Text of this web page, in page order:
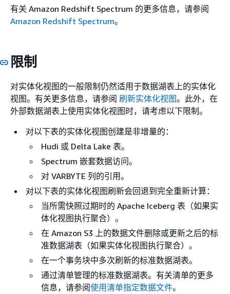
有关 Amazon Redshift Spectrum 的更多信息，请参阅
Amazon Redshift Spectrum。
限制
对实体化视图的一般限制仍然适用于数据湖表上的实体化
视图。有关更多信息，请参阅 刷新实体化视图。此外，在
外部数据湖表上使用实体化视图时，请考虑以下限制。
对以下表的实体化视图创建是非增量的：
Hudi 或 Delta Lake 表。
Spectrum 嵌套数据访问。
对 VARBYTE 列的引用。
对以下表的实体化视图刷新会回退到完全重新计算：
当所需快照过期时的 Apache Iceberg 表（如果实
体化视图执行聚合）。
在 Amazon S3 上的数据文件删除或更新之后的标
准数据湖表（如果实体化视图执行聚合）。
在一个事务块中多次刷新的标准数据湖表。
通过清单管理的标准数据湖表。有关清单的更多
信息，请参阅使用清单指定数据文件。